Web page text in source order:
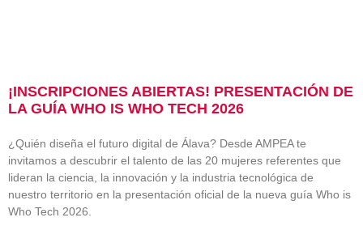
¡INSCRIPCIONES ABIERTAS! PRESENTACIÓN DE
LA GUÍA WHO IS WHO TECH 2026
¿Quién diseña el futuro digital de Álava? Desde AMPEA te
invitamos a descubrir el talento de las 20 mujeres referentes que
lideran la ciencia, la innovación y la industria tecnológica de
nuestro territorio en la presentación oficial de la nueva guía Who is
Who Tech 2026.